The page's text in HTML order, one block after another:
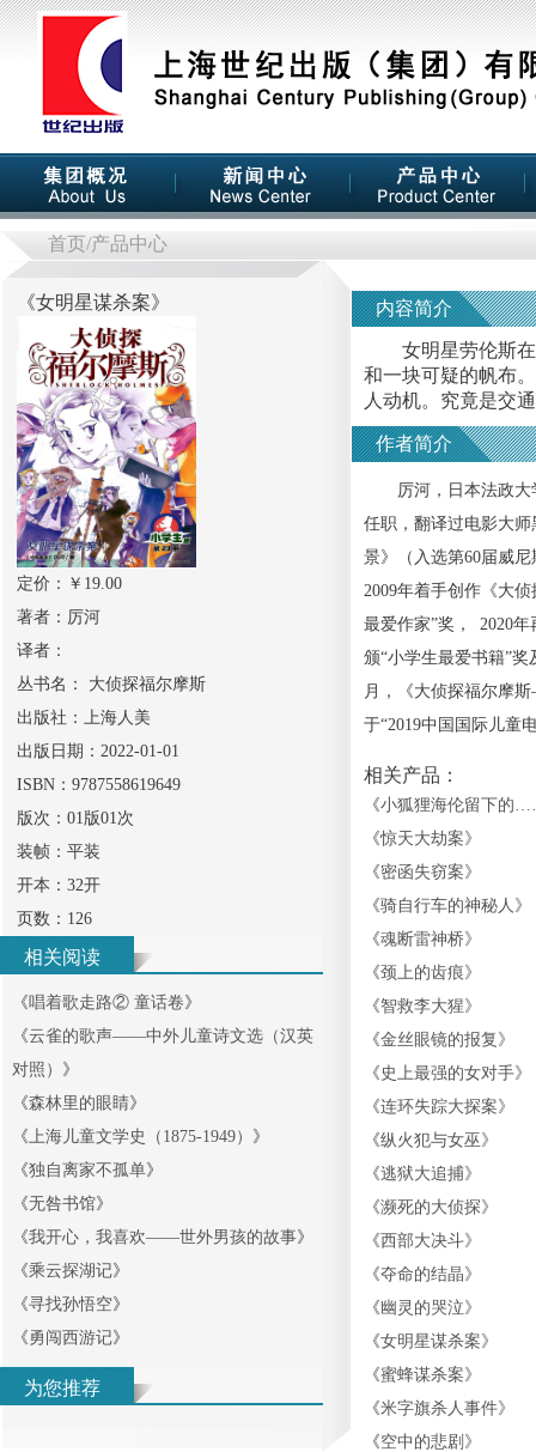
首页/产品中心
《女明星谋杀案》
定价：￥ 19.00
著者： 厉河
译者：
丛书名： 大侦探福尔摩斯
出版社： 上海人美
出版日期： 2022-01-01
ISBN： 9787558619649
版次： 01版01次
装帧： 平装
开本： 32开
页数： 126
相关阅读
《唱着歌走路② 童话卷》
《云雀的歌声——中外儿童诗文选（汉英
对照） 》
《森林里的眼睛》
《上海儿童文学史（1875-1949） 》
《独自离家不孤单》
《无咎书馆》
《我开心，我喜欢——世外男孩的故事》
《乘云探湖记》
《寻找孙悟空》
《勇闯西游记》
为您推荐
内容简介
女明星劳伦斯在
和一块可疑的帆布
人动机。究竟是交
作者简介
厉河，日本法政大学
任职，翻译过电影大
景》（入选第60届威
2009年着手创作《大
最爱作家”奖， 2020
颁“小学生最爱书籍”
月，《大侦探福尔摩
于“2019中国国际儿童
相关产品：
《小狐狸海伦留下的
《惊天大劫案》
《密函失窃案》
《骑自行车的神秘人 》
《魂断雷神桥》
《颈上的齿痕》
《智救李大猩》
《金丝眼镜的报复 》
《 史上最强的女对手》
《连环失踪大探案》
《纵火犯与女巫 》
《逃狱大追捕》
《濒死的大侦探》
《西部大决斗》
《夺命的结晶》
《 幽灵的哭泣》
《女明星谋杀案》
《蜜蜂谋杀案》
《米字旗杀人事件》
《空中的悲剧 》